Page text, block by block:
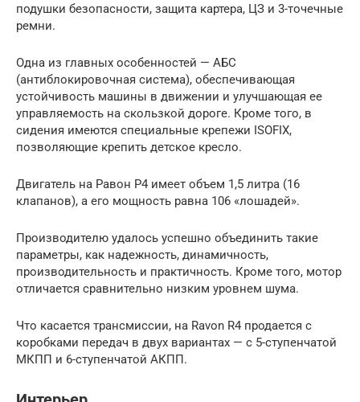
подушки безопасности, защита картера, ЦЗ и 3-точечные
ремни.
Одна из главных особенностей — АБС
(антиблокировочная система), обеспечивающая
устойчивость машины в движении и улучшающая ее
управляемость на скользкой дороге. Кроме того, в
сидения имеются специальные крепежи ISOFIX,
позволяющие крепить детское кресло.
Двигатель на Равон Р4 имеет объем 1,5 литра (16
клапанов), а его мощность равна 106 «лошадей».
Производителю удалось успешно объединить такие
параметры, как надежность, динамичность,
производительность и практичность. Кроме того, мотор
отличается сравнительно низким уровнем шума.
Что касается трансмиссии, на Ravon R4 продается с
коробками передач в двух вариантах — с 5-ступенчатой
МКПП и 6-ступенчатой АКПП.